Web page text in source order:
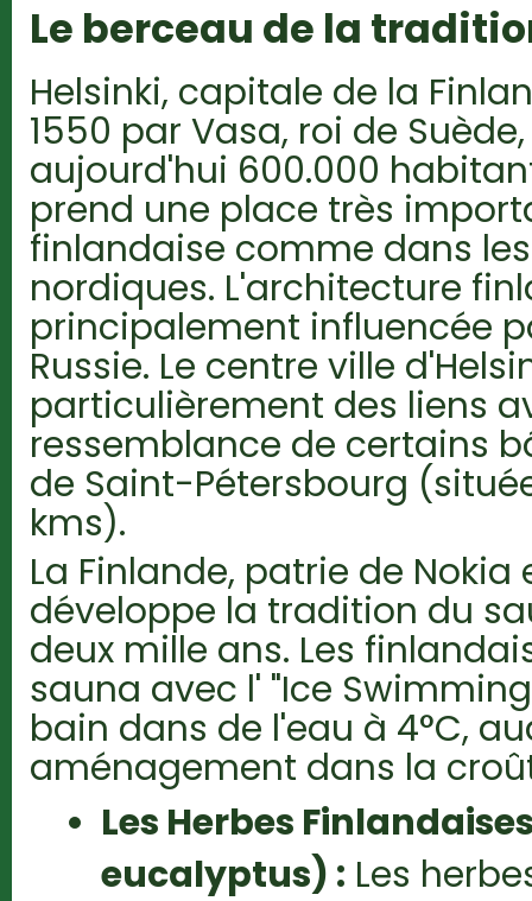
Le berceau de la
Helsinki, capitale de la
1550 par Vasa, roi de
aujourd'hui 600.000
prend une place très
finlandaise comme dans
nordiques. L'architecture
principalement influencée
Russie. Le centre ville
particulièrement des liens
ressemblance de certains
de Saint-Pétersbourg
kms).
La Finlande, patrie de Nokia
développe la tradition du
deux mille ans. Les
sauna avec l' "Ice
bain dans de l'eau à 4°C,
aménagement dans la
Les Herbes
eucalyptus) : Les